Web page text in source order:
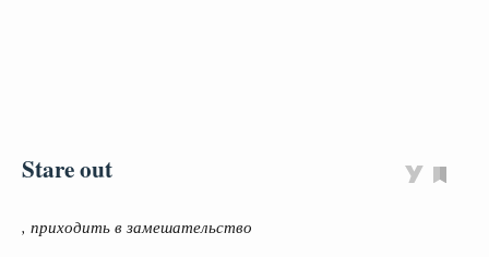
Stare out
, приходить в замешательство